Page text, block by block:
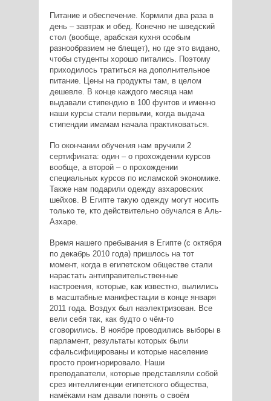
Питание и обеспечение. Кормили два раза в
день – завтрак и обед. Конечно не шведский
стол (вообще, арабская кухня особым
разнообразием не блещет), но где это видано,
чтобы студенты хорошо питались. Поэтому
приходилось тратиться на дополнительное
питание. Цены на продукты там, в целом
дешевле. В конце каждого месяца нам
выдавали стипендию в 100 фунтов и именно
наши курсы стали первыми, когда выдача
стипендии имамам начала практиковаться.
По окончании обучения нам вручили 2
сертификата: один – о прохождении курсов
вообще, а второй – о прохождении
специальных курсов по исламской экономике.
Также нам подарили одежду азхаровских
шейхов. В Египте такую одежду могут носить
только те, кто действительно обучался в Аль-
Азхаре.
Время нашего пребывания в Египте (с октября
по декабрь 2010 года) пришлось на тот
момент, когда в египетском обществе стали
нарастать антиправительственные
настроения, которые, как известно, вылились
в масштабные манифестации в конце января
2011 года. Воздух был наэлектризован. Все
вели себя так, как будто о чём-то
сговорились. В ноябре проводились выборы в
парламент, результаты которых были
сфальсифицированы и которые население
просто проигнорировало. Наши
преподаватели, которые представляли собой
срез интеллигенции египетского общества,
намёками нам давали понять о своём